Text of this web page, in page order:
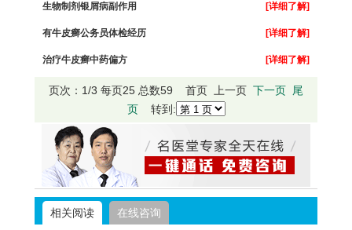
生物制剂银屑病副作用 [详细了解]
有牛皮癣公务员体检经历 [详细了解]
治疗牛皮癣中药偏方 [详细了解]
页次：1/3 每页25 总数59 首页 上一页 下一页 尾
页转到:
相关阅读 在线咨询